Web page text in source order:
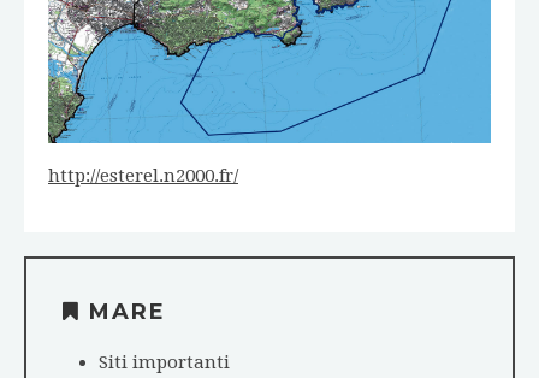
http://esterel.n2000.fr/
MARE
Siti importanti